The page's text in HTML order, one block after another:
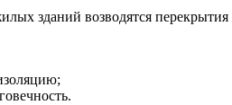
зданий возводятся